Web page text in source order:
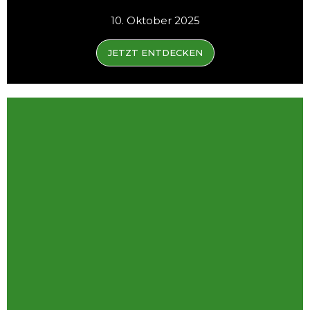
10. Oktober 2025
JETZT ENTDECKEN